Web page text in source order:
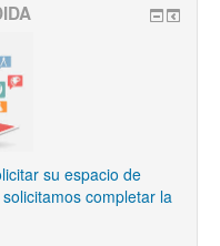
su espacio de
completar la